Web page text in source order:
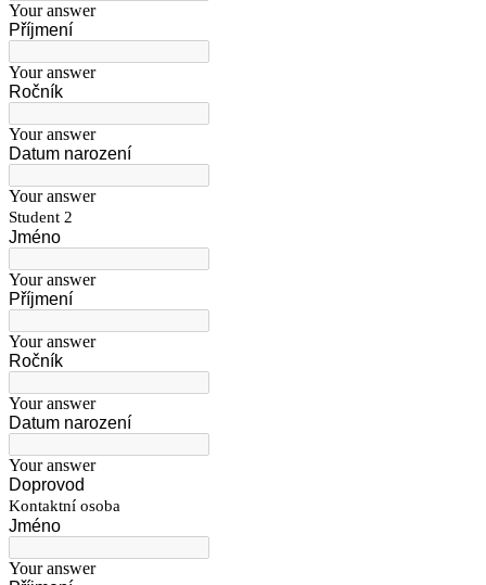
Your answer
Příjmení
Your answer
Ročník
Your answer
Datum narození
Your answer
Student 2
Jméno
Your answer
Příjmení
Your answer
Ročník
Your answer
Datum narození
Your answer
Doprovod
Kontaktní osoba
Jméno
Your answer